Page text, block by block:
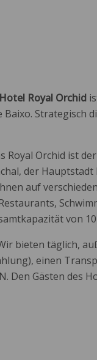
Hotel Royal Orchid
Baixo. Strategisch
Royal Orchid ist
der
auf
von
bieten täglich,
einen
Den Gästen des